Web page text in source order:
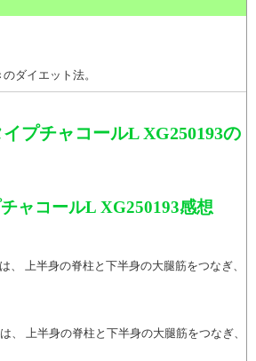
ダイエット法。
プチャコールL XG250193の
ャコールL XG250193感想
、 上半身の脊柱と下半身の大腿筋をつなぎ、
、 上半身の脊柱と下半身の大腿筋をつなぎ、